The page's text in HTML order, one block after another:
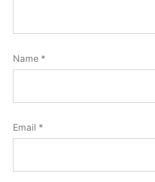
Name *
Email *